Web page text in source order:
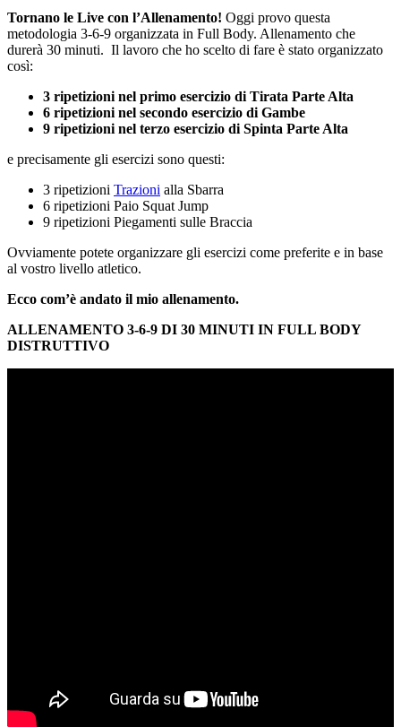
Tornano le Live con l’Allenamento! Oggi provo questa
metodologia 3-6-9 organizzata in Full Body. Allenamento che
durerà 30 minuti. Il lavoro che ho scelto di fare è stato organizzato
così:
3 ripetizioni nel primo esercizio di Tirata Parte Alta
6 ripetizioni nel secondo esercizio di Gambe
9 ripetizioni nel terzo esercizio di Spinta Parte Alta
e precisamente gli esercizi sono questi:
3 ripetizioni Trazioni alla Sbarra
6 ripetizioni Paio Squat Jump
9 ripetizioni Piegamenti sulle Braccia
Ovviamente potete organizzare gli esercizi come preferite e in base
al vostro livello atletico.
Ecco com’è andato il mio allenamento.
ALLENAMENTO 3-6-9 DI 30 MINUTI IN FULL BODY
DISTRUTTIVO